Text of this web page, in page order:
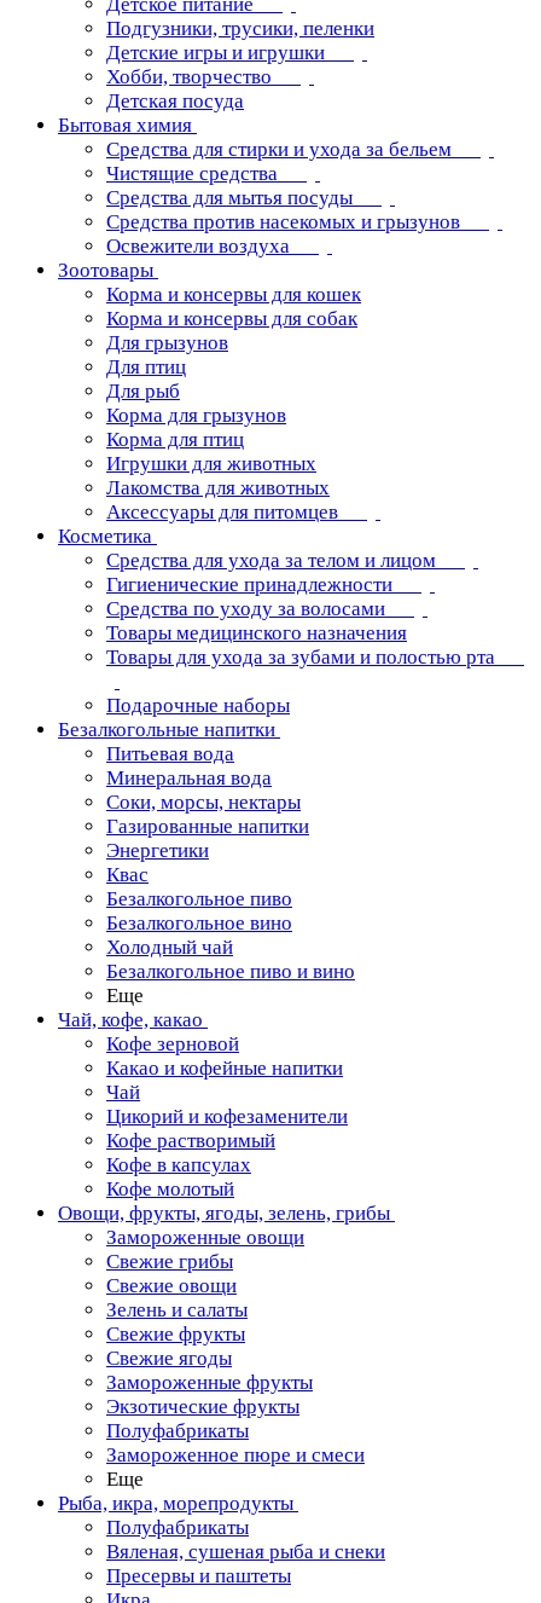
Подгузники, трусики, пеленки
Детские игры и игрушки
Хобби, творчество
Детская посуда
Бытовая химия
Средства для стирки и ухода за бельем
Чистящие средства
Средства для мытья посуды
Средства против насекомых и грызунов
Освежители воздуха
Зоотовары
Корма и консервы для кошек
Корма и консервы для собак
Для грызунов
Для птиц
Для рыб
Корма для грызунов
Корма для птиц
Игрушки для животных
Лакомства для животных
Аксессуары для питомцев
Косметика
Средства для ухода за телом и лицом
Гигиенические принадлежности
Средства по уходу за волосами
Товары медицинского назначения
Товары для ухода за зубами и полостью рта
Подарочные наборы
Безалкогольные напитки
Питьевая вода
Минеральная вода
Соки, морсы, нектары
Газированные напитки
Энергетики
Квас
Безалкогольное пиво
Безалкогольное вино
Холодный чай
Безалкогольное пиво и вино
Еще
Чай, кофе, какао
Кофе зерновой
Какао и кофейные напитки
Чай
Цикорий и кофезаменители
Кофе растворимый
Кофе в капсулах
Кофе молотый
Овощи, фрукты, ягоды, зелень, грибы
Замороженные овощи
Свежие грибы
Свежие овощи
Зелень и салаты
Свежие фрукты
Свежие ягоды
Замороженные фрукты
Экзотические фрукты
Полуфабрикаты
Замороженное пюре и смеси
Еще
Рыба, икра, морепродукты
Полуфабрикаты
Вяленая, сушеная рыба и снеки
Пресервы и паштеты